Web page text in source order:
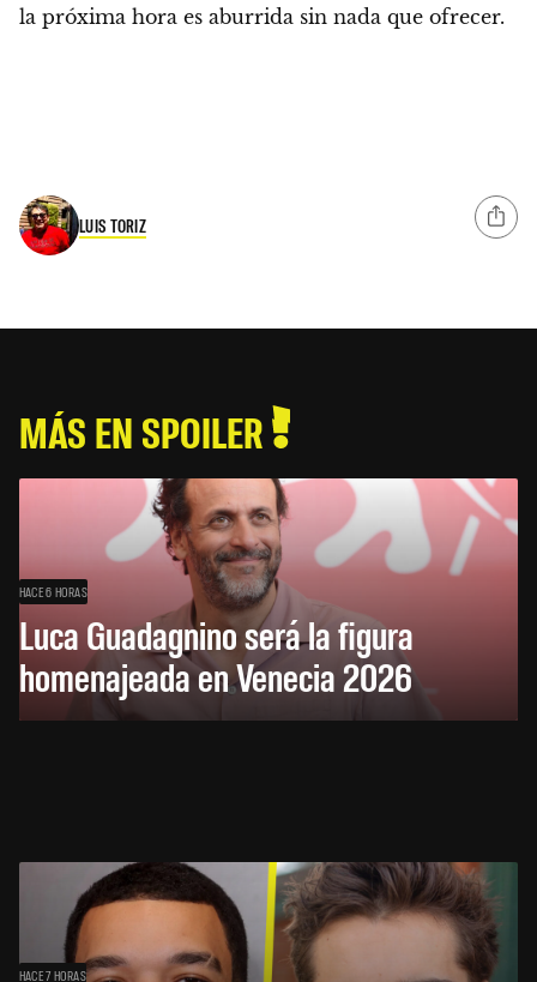
la próxima hora es aburrida sin nada que ofrecer.
LUIS TORIZ
MÁS EN SPOILER
HACE 6 HORAS
Luca Guadagnino será la figura
homenajeada en Venecia 2026
HACE 7 HORAS